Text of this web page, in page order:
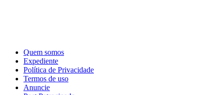
Quem somos
Expediente
Política de Privacidade
Termos de uso
Anuncie